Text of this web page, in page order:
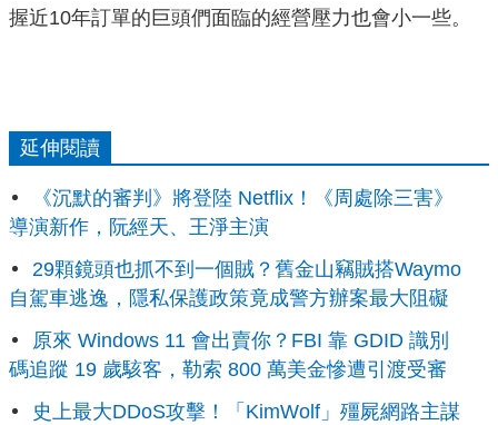
握近10年訂單的巨頭們面臨的經營壓力也會小一些。
延伸閱讀
《沉默的審判》將登陸 Netflix！《周處除三害》
導演新作，阮經天、王淨主演
29顆鏡頭也抓不到一個賊？舊金山竊賊搭Waymo
自駕車逃逸，隱私保護政策竟成警方辦案最大阻礙
原來 Windows 11 會出賣你？FBI 靠 GDID 識別
碼追蹤 19 歲駭客，勒索 800 萬美金慘遭引渡受審
史上最大DDoS攻擊！「KimWolf」殭屍網路主謀